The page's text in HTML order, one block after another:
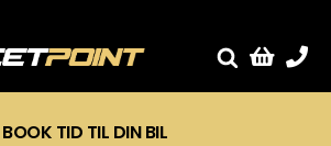
BOOK TID TIL DIN BIL